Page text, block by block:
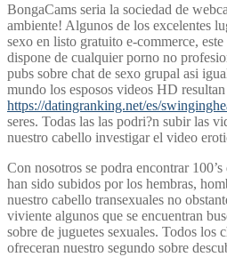
BongaCams seri­a la sociedad de
ambiente! Algunos de los excelentes
sexo en listo gratuito e-commerce,
dispone de cualquier porno no
pubs sobre chat de sexo grupal asi­
mundo los esposos videos HD
https://datingranking.net/es/
seres. Todas las las podri?n subir las
nuestro cabello investigar el video
Con nosotros se podra encontrar
han sido subidos por los hembras,
nuestro cabello transexuales no
viviente algunos que se encuentran
sobre de juguetes sexuales. Todos los
ofreceran nuestro segundo sobre